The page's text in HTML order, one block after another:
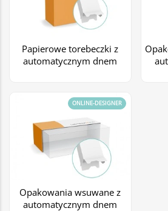
Papierowe torebeczki z
automatycznym dnem
Opakowania wsuwane z
automatycznym dnem
ONLINE-DESIGNER